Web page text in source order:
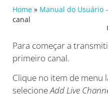
Home » Manual do Usuário
canal
Para começar a
primeiro canal.
Clique no item de menu
selecioneAdd Live